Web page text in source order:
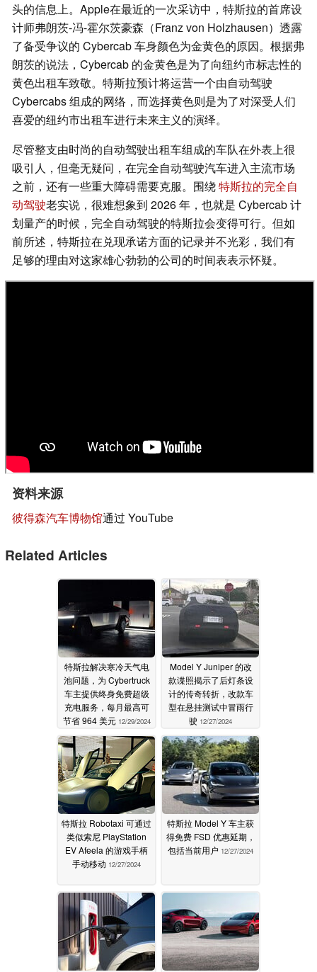
头的信息上。Apple在最近的一次采访中，特斯拉的首席设
计师弗朗茨-冯-霍尔茨豪森（Franz von Holzhausen）透露
了备受争议的 Cybercab 车身颜色为金黄色的原因。根据弗
朗茨的说法，Cybercab 的金黄色是为了向纽约市标志性的
黄色出租车致敬。特斯拉预计将运营一个由自动驾驶
Cybercabs 组成的网络，而选择黄色则是为了对深受人们
喜爱的纽约市出租车进行未来主义的演绎。
尽管整支由时尚的自动驾驶出租车组成的车队在外表上很
吸引人，但毫无疑问，在完全自动驾驶汽车进入主流市场
之前，还有一些重大障碍需要克服。围绕特斯拉的完全自
动驾驶老实说，很难想象到 2026 年，也就是 Cybercab 计
划量产的时候，完全自动驾驶的特斯拉会变得可行。但如
前所述，特斯拉在兑现承诺方面的记录并不光彩，我们有
足够的理由对这家雄心勃勃的公司的时间表表示怀疑。
资料来源
彼得森汽车博物馆通过 YouTube
Related Articles
特斯拉解决寒冷天气电
池问题，为 Cybertruck
车主提供终身免费超级
充电服务，每月最高可
节省 964 美元 12/29/2024
Model Y Juniper 的改
款谍照揭示了后灯条设
计的传奇转折，改款车
型在悬挂测试中冒雨行
驶 12/27/2024
特斯拉 Robotaxi 可通过
类似索尼 PlayStation
EV Afeela 的游戏手柄
手动移动 12/27/2024
特斯拉 Model Y 车主获
得免费 FSD 优惠延期，
包括当前用户 12/27/2024